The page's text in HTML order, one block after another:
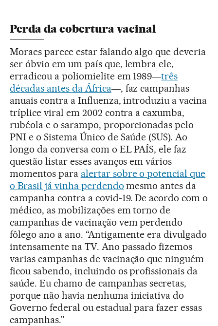
Perda da cobertura vacinal
Moraes parece estar falando algo que deveria
ser óbvio em um país que, lembra ele,
erradicou a poliomielite em 1989―três
décadas antes da África―, faz campanhas
anuais contra a Influenza, introduziu a vacina
tríplice viral em 2002 contra a caxumba,
rubéola e o sarampo, proporcionadas pelo
PNI e o Sistema Único de Saúde (SUS). Ao
longo da conversa com o EL PAÍS, ele faz
questão listar esses avanços em vários
momentos para alertar sobre o potencial que
o Brasil já vinha perdendo mesmo antes da
campanha contra a covid-19. De acordo com o
médico, as mobilizações em torno de
campanhas de vacinação vem perdendo
fôlego ano a ano. “Antigamente era divulgado
intensamente na TV. Ano passado fizemos
varias campanhas de vacinação que ninguém
ficou sabendo, incluindo os profissionais da
saúde. Eu chamo de campanhas secretas,
porque não havia nenhuma iniciativa do
Governo federal ou estadual para fazer essas
campanhas.”